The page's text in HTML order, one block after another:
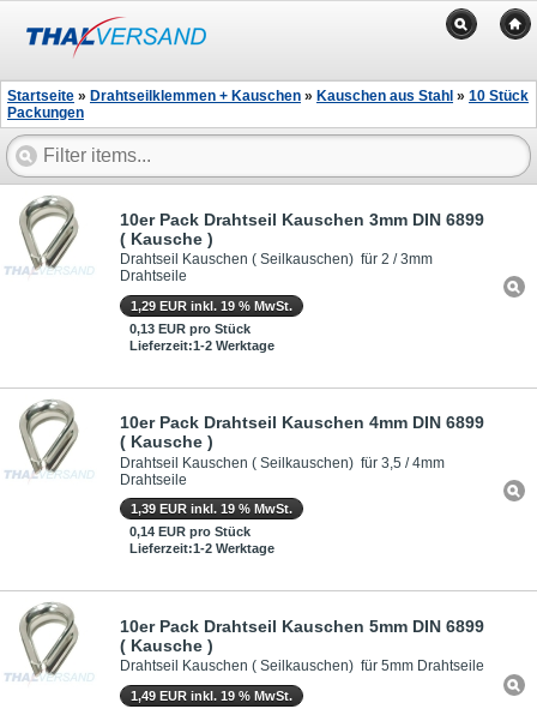
Startseite » Drahtseilklemmen + Kauschen » Kauschen aus Stahl » 10 Stück
Packungen
10er Pack Drahtseil Kauschen 3mm DIN 6899
( Kausche )
Drahtseil Kauschen ( Seilkauschen) für 2 / 3mm
Drahtseile
1,29 EUR inkl. 19 % MwSt.
0,13 EUR pro Stück
Lieferzeit:1-2 Werktage
10er Pack Drahtseil Kauschen 4mm DIN 6899
( Kausche )
Drahtseil Kauschen ( Seilkauschen) für 3,5 / 4mm
Drahtseile
1,39 EUR inkl. 19 % MwSt.
0,14 EUR pro Stück
Lieferzeit:1-2 Werktage
10er Pack Drahtseil Kauschen 5mm DIN 6899
( Kausche )
Drahtseil Kauschen ( Seilkauschen) für 5mm Drahtseile
1,49 EUR inkl. 19 % MwSt.